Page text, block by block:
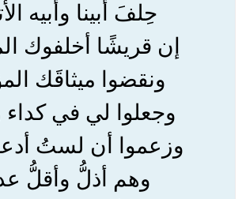
حِلفَ أبينا وأبيه
إن قريشًا أخلفوك
ونقضوا ميثاقَك
وجعلوا لي في كداء
وزعموا أن لستُ
وهم أذلُّ وأقلُّ